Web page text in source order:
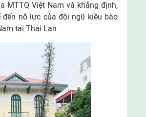
MTTQ Việt Nam và khẳng định,
nỗ lực của đội ngũ kiều bào
tại Thái Lan.